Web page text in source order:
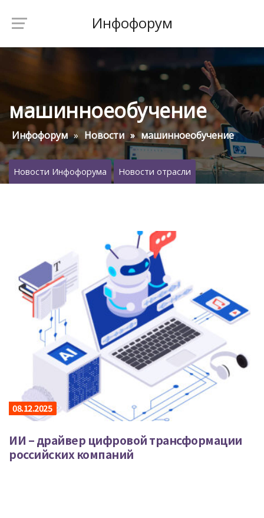
Инфофорум
машинноеобучение
Инфофорум Новости машинноеобучение
Новости Инфофорума Новости отрасли
08.12.2025
ИИ – драйвер цифровой трансформации
российских компаний